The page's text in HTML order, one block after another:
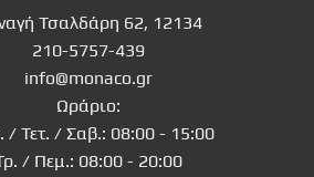
Τσαλδάρη 62, 12134
210-5757-439
info@monaco.gr
Ωράριο:
/ Τετ. / Σαβ.: 08:00 - 15:00
/ Πεμ.: 08:00 - 20:00